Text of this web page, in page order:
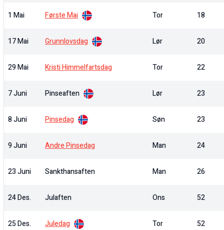
1 Mai Første Mai Tor 18
17 Mai Grunnlovsdag Lør 20
29 Mai Kristi Himmelfartsdag Tor 22
7 Juni Pinseaften Lør 23
8 Juni Pinsedag Søn 23
9 Juni Andre Pinsedag Man 24
23 Juni Sankthansaften Man 26
24 Des. Julaften Ons 52
25 Des. Juledag Tor 52